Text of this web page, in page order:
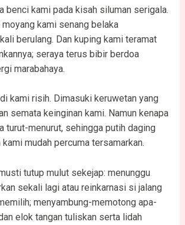
benci kami pada kisah siluman serigala.
kami senang belaka
berulang. Dan kuping kami teramat
seraya terus bibir berdoa
marabahaya.
kami risih. Dimasuki keruwetan yang
semata keinginan kami. Namun kenapa
turut-menurut, sehingga putih daging
kami mudah percuma tersamarkan.
tutup mulut sekejap: menunggu
sekali lagi atau reinkarnasi si jalang
menyambung-memotong apa-
elok tangan tuliskan serta lidah